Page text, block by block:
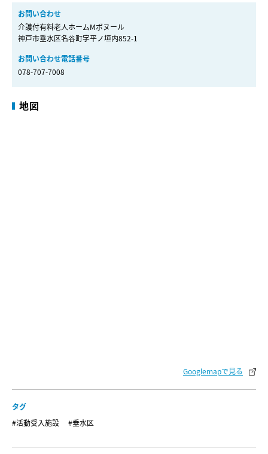
お問い合わせ
介護付有料老人ホームMボヌール
神戸市垂水区名谷町字平ノ垣内852-1
お問い合わせ電話番号
078-707-7008
地図
Googlemapで見る
タグ
#活動受入施設
#垂水区